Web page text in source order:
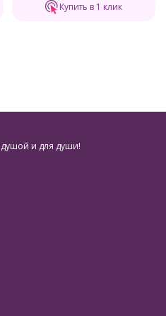
Купить в 1 клик
душой и для души!